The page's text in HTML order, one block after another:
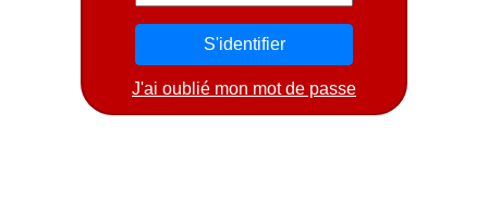
J'ai oublié mon mot de passe